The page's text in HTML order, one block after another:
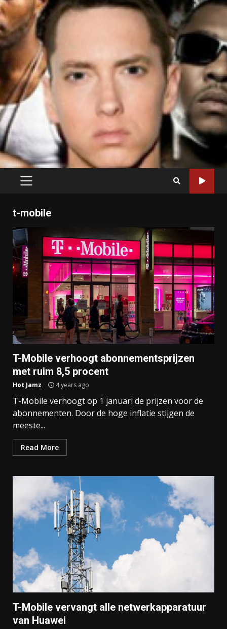
PRIMARY
t-mobile
T-Mobile verhoogt abonnementsprijzen
met ruim 8,5 procent
Hot Jamz 4 years ago
T-Mobile verhoogt op 1 januari de prijzen voor de
abonnementen. Door de hoge inflatie stijgen de
meeste...
Read More
T-Mobile vervangt alle netwerkapparatuur
van Huawei